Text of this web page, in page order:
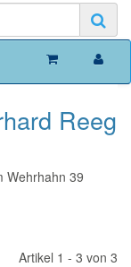
Reeg
Wehrhahn 39
Artikel 1 - 3 von 3